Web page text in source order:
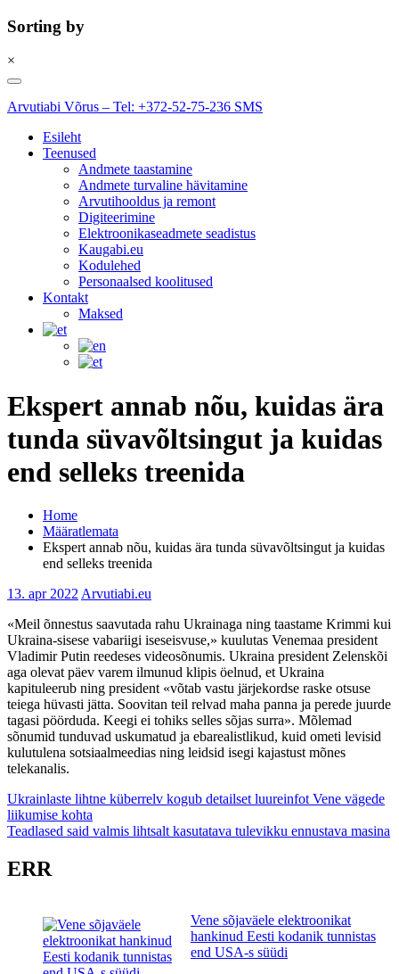
Sorting by
×
Skip
content
Arvutiabi Võrus – Tel: +372-52-75-236 SMS
Esileht
Teenused
Andmete taastamine
Andmete turvaline hävitamine
Arvutihooldus ja remont
Digiteerimine
Elektroonikaseadmete seadistus
Kaugabi.eu
Kodulehed
Personaalsed koolitused
Kontakt
Maksed
Ekspert annab nõu, kuidas ära
tunda süvavõltsingut ja kuidas
end selleks treenida
Home
Määratlemata
Ekspert annab nõu, kuidas ära tunda süvavõltsingut ja kuidas
end selleks treenida
13. apr 2022 Arvutiabi.eu
«Meil õnnestus saavutada rahu Ukrainaga ning taastame Krimmi kui
Ukraina-sisese vabariigi iseseisvuse,» kuulutas Venemaa president
Vladimir Putin reedeses videosõnumis. Ukraina president Zelenskõi
aga olevat päev varem ilmunud klipis öelnud, et Ukraina
kapituleerub ning president «võtab vastu järjekordse raske otsuse
teiega hüvasti jätta. Soovitan teil relvad maha panna ja perede juurde
tagasi pöörduda. Keegi ei tohiks selles sõjas surra». Mõlemad
sõnumid tunduvad uskumatud ja ebarealistlikud, kuid ometi levisid
kulutulena sotsiaalmeedias ning leidsid isegi kajastust mõnes
telekanalis.
Navigeerimine
Ukrainlaste lihtne küberrelv kogub detailset luureinfot Vene vägede
liikumise kohta
Teadlased said valmis lihtsalt kasutatava tulevikku ennustava masina
ERR
Vene sõjaväele elektroonikat
hankinud Eesti kodanik tunnistas
end USA-s süüdi